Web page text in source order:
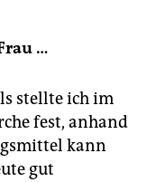
…
stellte ich im
fest, anhand
kann
gut